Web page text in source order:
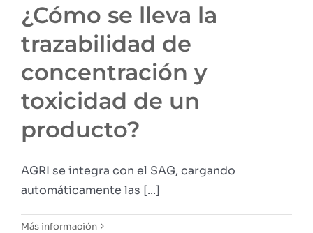
¿Cómo se lleva la
trazabilidad de
concentración y
toxicidad de un
producto?
AGRI se integra con el SAG, cargando
automáticamente las [...]
Más información